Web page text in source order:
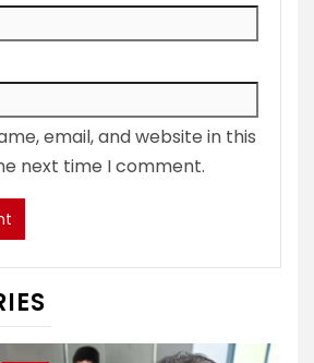
email, and website in this
next time I comment.